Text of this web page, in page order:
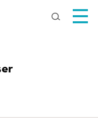
Chercher